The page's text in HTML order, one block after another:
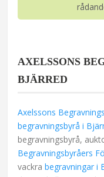
AXELSSONS
BJÄRRED
Axelssons
begravningsbyrå i
begravningsbyrå,
Begravningsbyråers
vackrabegravningar i